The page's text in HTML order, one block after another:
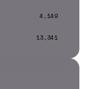
4,149
13,341